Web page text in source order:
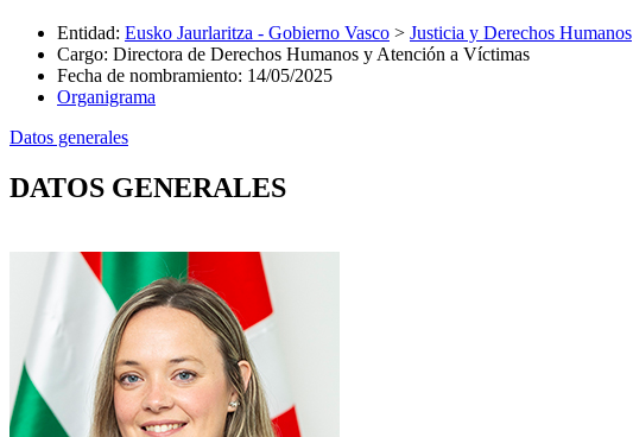
Entidad: Eusko Jaurlaritza - Gobierno Vasco > Justicia y Derechos Humanos
Cargo: Directora de Derechos Humanos y Atención a Víctimas
Fecha de nombramiento: 14/05/2025
Organigrama
Datos generales
DATOS GENERALES